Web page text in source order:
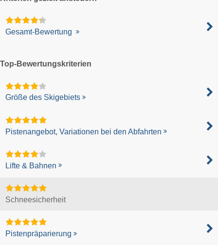
Gesamt-Bewertung
Top-Bewertungskriterien
Größe des Skigebiets
Pistenangebot, Variationen bei den Abfahrten
Lifte & Bahnen
Schneesicherheit
Pistenpräparierung